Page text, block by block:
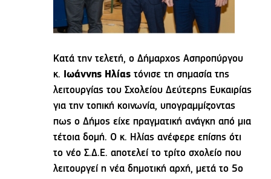
Κατά την τελετή, ο Δήμαρχος Ασπροπύργου
κ.
Ιωάννης Ηλίας τόνισε τη σημασία της
λειτουργίας του Σχολείου Δεύτερης Ευκαιρίας
για την τοπική κοινωνία, υπογραμμίζοντας
πως ο Δήμος είχε πραγματική ανάγκη από μια
τέτοια δομή. Ο κ. Ηλίας ανέφερε επίσης ότι
το νέο Σ.Δ.Ε. αποτελεί το τρίτο σχολείο που
λειτουργεί η νέα δημοτική αρχή, μετά το 5ο